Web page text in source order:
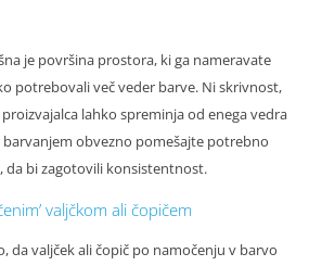
je površina prostora, ki ga nameravate
potrebovali več veder barve. Ni skrivnost,
lahko spreminja od enega vedra
obvezno pomešajte potrebno
da bi zagotovili konsistentnost.
valjčkom ali čopičem
da valjček ali čopič po namočenju v barvo